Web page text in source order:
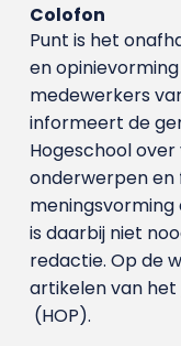
Colofon
Punt is het
en
medewerkers
informeert de
Hogeschool
onderwerpen en
meningsvorming
is daarbij niet
redactie. Op de
artikelen van het
(HOP).